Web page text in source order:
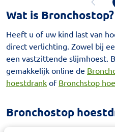
Wat is Bronchostop?
Heeft u of uw kind last van
direct verlichting. Zowel bij
een vastzittende slijmhoest.
gemakkelijk online de
hoestdrank of Bronchstop
Bronchostop